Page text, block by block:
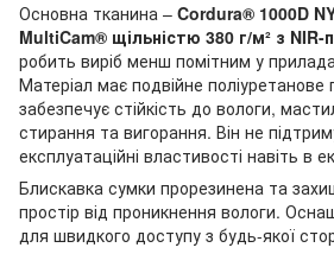
Основна тканина – Cordura® 1000D
MultiCam® щільністю 380 г/м² з NIR-
робить виріб менш помітним у
Матеріал має подвійне
забезпечує стійкість до вологи,
стирання та вигорання. Він не
експлуатаційні властивості навіть в
Блискавка сумки прорезинена та
простір від проникнення вологи.
для швидкого доступу з будь-якої